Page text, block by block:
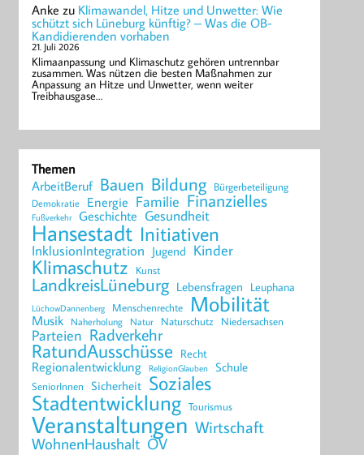
Anke zu Klimawandel, Hitze und Unwetter: Wie
schützt sich Lüneburg künftig? – Was die OB-
Kandidierenden vorhaben
21. Juli 2026
Klimaanpassung und Klimaschutz gehören untrennbar
zusammen. Was nützen die besten Maßnahmen zur
Anpassung an Hitze und Unwetter, wenn weiter
Treibhausgase…
Themen
ArbeitBeruf Bauen Bildung Bürgerbeteiligung
Demokratie Energie Familie Finanzielles
Fußverkehr Geschichte Gesundheit
Hansestadt Initiativen
InklusionIntegration Jugend Kinder
Klimaschutz Kunst
LandkreisLüneburg Lebensfragen Leuphana
LüchowDannenberg Menschenrechte Mobilität
Musik Naherholung Natur Naturschutz Niedersachsen
Parteien Radverkehr
RatundAusschüsse Recht
Regionalentwicklung ReligionGlauben Schule
SeniorInnen Sicherheit Soziales
Stadtentwicklung Tourismus
Veranstaltungen Wirtschaft
WohnenHaushalt ÖV